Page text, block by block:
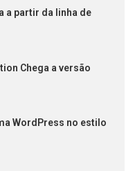
a partir da linha de
Chega a versão
WordPress no estilo